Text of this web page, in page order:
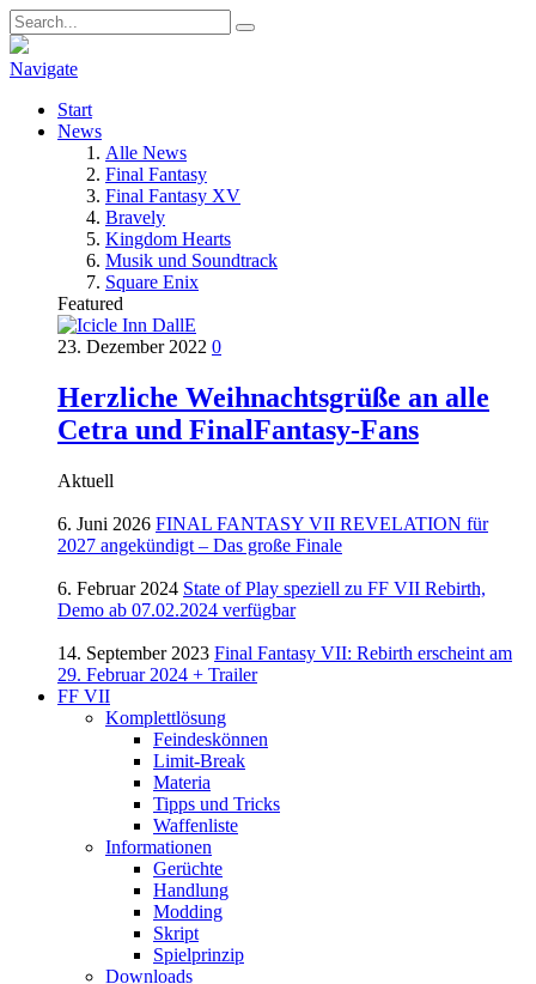
Navigate
Start
News
Alle News
Final Fantasy
Final Fantasy XV
Bravely
Kingdom Hearts
Musik und Soundtrack
Square Enix
Featured
23. Dezember 2022 0
Herzliche Weihnachtsgrüße an alle
Cetra und FinalFantasy-Fans
Aktuell
6. Juni 2026 FINAL FANTASY VII REVELATION für
2027 angekündigt – Das große Finale
6. Februar 2024 State of Play speziell zu FF VII Rebirth,
Demo ab 07.02.2024 verfügbar
14. September 2023 Final Fantasy VII: Rebirth erscheint am
29. Februar 2024 + Trailer
FF VII
Komplettlösung
Feindeskönnen
Limit-Break
Materia
Tipps und Tricks
Waffenliste
Informationen
Gerüchte
Handlung
Modding
Skript
Spielprinzip
Downloads